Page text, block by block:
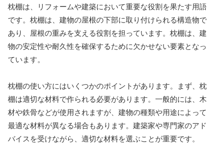
枕棚は、リフォームや建築において重要な役割を果たす用語
です。枕棚は、建物の屋根の下部に取り付けられる構造物で
あり、屋根の重みを支える役割を担っています。枕棚は、建
物の安定性や耐久性を確保するために欠かせない要素となっ
ています。
枕棚の使い方にはいくつかのポイントがあります。まず、枕
棚は適切な材料で作られる必要があります。一般的には、木
材や鉄骨などが使用されますが、建物の種類や用途によって
最適な材料が異なる場合もあります。建築家や専門家のアド
バイスを受けながら、適切な材料を選ぶことが重要です。